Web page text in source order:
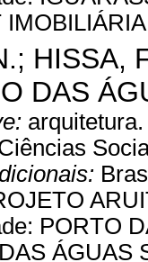
HISSA,
DAS
arquitetura.
PORTO
ÁGUAS